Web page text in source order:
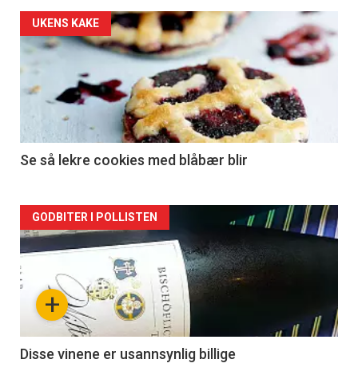
UKENS KAKE
Se så lekre cookies med blåbær blir
Forsiden
akkurat
nå
2
+
GODBITER I POLLISTEN
Disse vinene er usannsynlig billige